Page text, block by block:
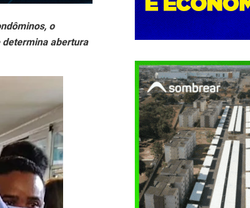
o
determina abertura